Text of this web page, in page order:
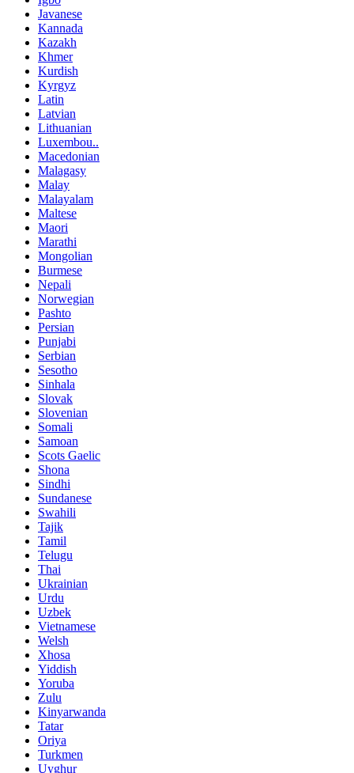
Javanese
Kannada
Kazakh
Khmer
Kurdish
Kyrgyz
Latin
Latvian
Lithuanian
Luxembou..
Macedonian
Malagasy
Malay
Malayalam
Maltese
Maori
Marathi
Mongolian
Burmese
Nepali
Norwegian
Pashto
Persian
Punjabi
Serbian
Sesotho
Sinhala
Slovak
Slovenian
Somali
Samoan
Scots Gaelic
Shona
Sindhi
Sundanese
Swahili
Tajik
Tamil
Telugu
Thai
Ukrainian
Urdu
Uzbek
Vietnamese
Welsh
Xhosa
Yiddish
Yoruba
Zulu
Kinyarwanda
Tatar
Oriya
Turkmen
Uyghur